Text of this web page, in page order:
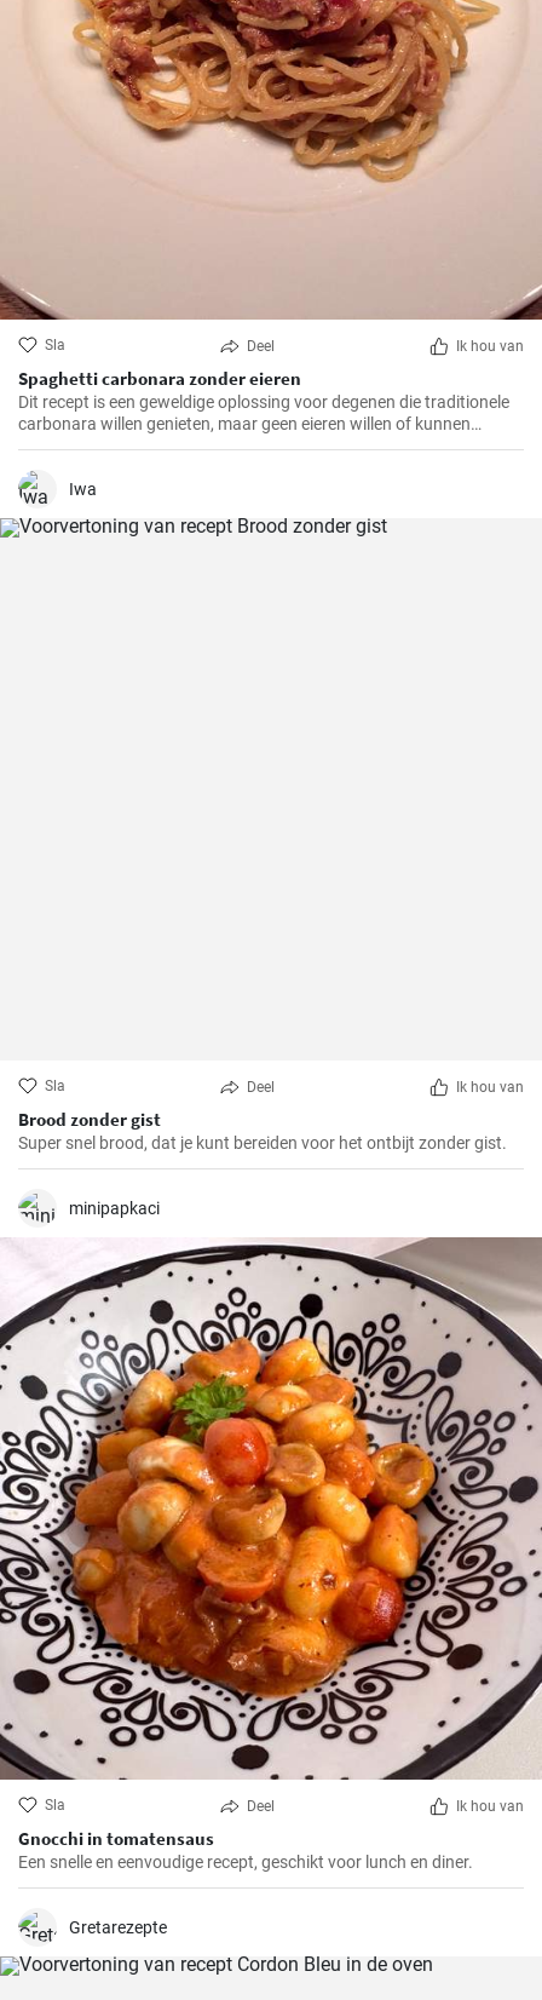
Sla Deel Ik hou van
Spaghetti carbonara zonder eieren
Dit recept is een geweldige oplossing voor degenen die traditionele
carbonara willen genieten, maar geen eieren willen of kunnen
consumeren.
Iwa
Sla Deel Ik hou van
Brood zonder gist
Super snel brood, dat je kunt bereiden voor het ontbijt zonder gist.
minipapkaci
Sla Deel Ik hou van
Gnocchi in tomatensaus
Een snelle en eenvoudige recept, geschikt voor lunch en diner.
Gretarezepte